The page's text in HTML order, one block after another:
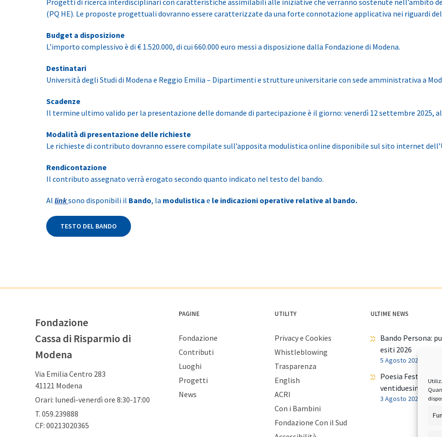
Progetti di ricerca interdisciplinari con caratteristiche assimilabili alle iniziative che verranno sostenute nell’ambito
(PQ HE). Le proposte progettuali dovranno essere caratterizzate da una forte connotazione applicativa nei riguardi
Budget a disposizione
L’importo complessivo è di € 1.520.000, di cui 660.000 euro messi a disposizione dalla Fondazione di Modena.
Destinatari
Università degli Studi di Modena e Reggio Emilia – Dipartimenti e strutture universitarie con sede amministrativa a
Scadenze
Il termine ultimo valido per la presentazione delle domande di partecipazione è il giorno: venerdì 12 settembre 2025,
Modalità di presentazione delle richieste
Le richieste di contributo dovranno essere compilate sull’apposita modulistica online disponibile sul sito internet
Rendicontazione
Il contributo assegnato verrà erogato secondo quanto indicato nel testo del bando.
Allinksono disponibili il Bando, la modulisticae le indicazioni operative relative al bando.
TESTO DEL BANDO
Fondazione
Cassa di Risparmio di
Modena
Via Emilia Centro 283
41121 Modena
Orari: lunedì-venerdì ore 8:30-17:00
T. 059.239888
CF: 00213020365
PAGINE
Fondazione
Contributi
Luoghi
Progetti
News
UTILITY
Privacy e Cookies
Whistleblowing
Trasparenza
English
ACRI
Con i Bambini
Fondazione Con il Sud
ULTIME NEWS
Bando Persona:
esiti 2026
5 Agosto 2026
Poesia Festival
ventiduesima
3 Agosto 2026